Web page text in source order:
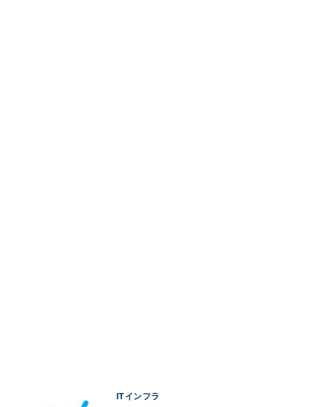
ITインフラ